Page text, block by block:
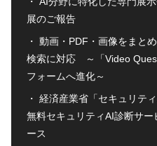
展のご報告
動画・PDF・画像をまと
検索に対応 ～「Video
フォームへ進化～
経済産業省「セキュリテ
無料セキュリティAI診断サ
ース